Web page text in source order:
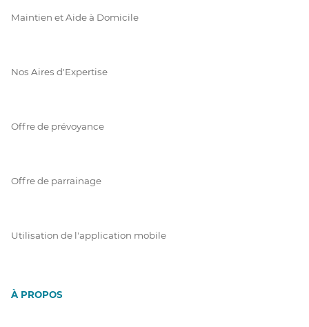
Maintien et Aide à Domicile
Nos Aires d'Expertise
Offre de prévoyance
Offre de parrainage
Utilisation de l'application mobile
À PROPOS